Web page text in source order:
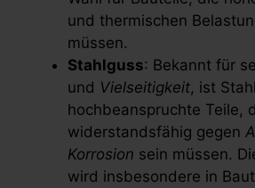
und thermischen
müssen.
Stahlguss: Bekannt für
und Vielseitigkeit, ist
hochbeanspruchte Teile,
widerstandsfähig gegen
Korrosion sein müssen.
wird insbesondere in